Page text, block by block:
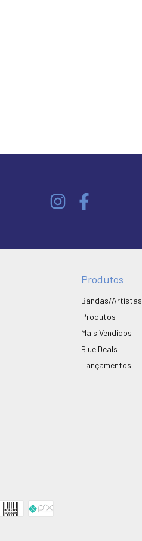
Produtos
Bandas/Artistas
Produtos
Mais Vendidos
Blue Deals
Lançamentos